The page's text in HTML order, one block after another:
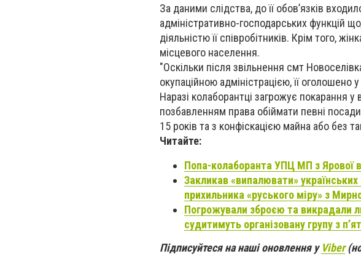
За даними слідства, до її обов’язків
адміністративно-господарських функцій
діяльністю її співробітників. Крім того,
місцевого населення.
"Оскільки після звільнення смт
окупаційною адміністрацією, її оголошено
Наразі колаборантці загрожує покарання
позбавленням права обіймати певні
15 років та з конфіскацією майна або без
Читайте:
Попа-колаборанта УПЦ МП з Ярової
Закликав «випалювати»
прихильника «руського міру» з
Погрожували зброєю та викрадали
судитимуть організовану групу з
Підписуйтеся на наші оновлення у Viber